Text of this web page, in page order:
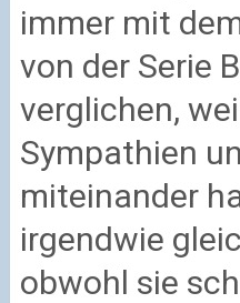
immer mit
von der Serie
verglichen,
Sympathien
miteinander
irgendwie
obwohl sie